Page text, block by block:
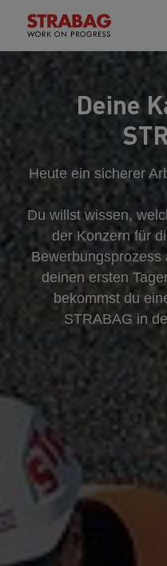
Deine
Heute ein sicherer
Du willst wissen,
der Konzern für
deinen ersten
bekommst du
STRABAG in